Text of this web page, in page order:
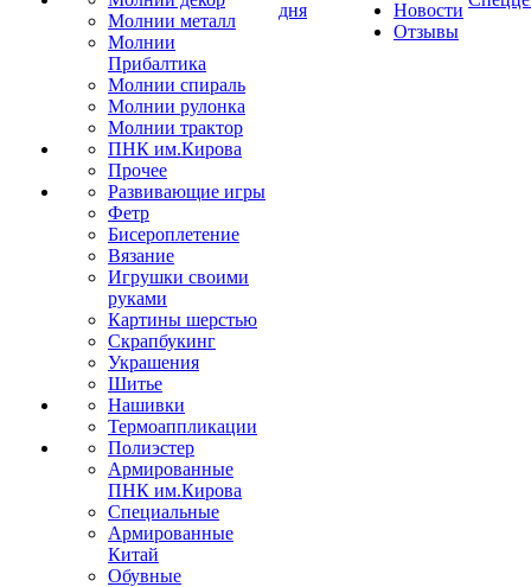
Молнии металл
Молнии
Прибалтика
Молнии спираль
Молнии рулонка
Молнии трактор
ПНК им.Кирова
Прочее
Развивающие игры
Фетр
Бисероплетение
Вязание
Игрушки своими
руками
Картины шерстью
Скрапбукинг
Украшения
Шитье
Нашивки
Термоаппликации
Полиэстер
Армированные
ПНК им.Кирова
Специальные
Армированные
Китай
Обувные
дня
Новости
Отзывы